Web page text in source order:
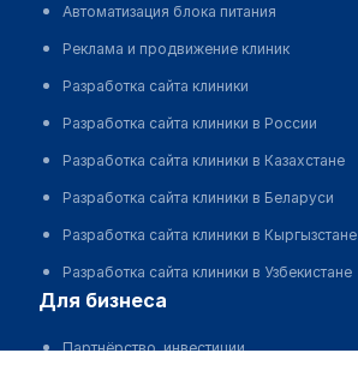
Автоматизация блока питания
Реклама и продвижение клиник
Разработка сайта клиники
Разработка сайта клиники в России
Разработка сайта клиники в Казахстане
Разработка сайта клиники в Беларуси
Разработка сайта клиники в Кыргызстане
Разработка сайта клиники в Узбекистане
для бизнеса
Партнёрство, инвестиции